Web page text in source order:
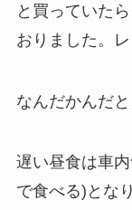
と買っていた
おりました。
なんだかんだ
遅い昼食は車
で食べる)とな